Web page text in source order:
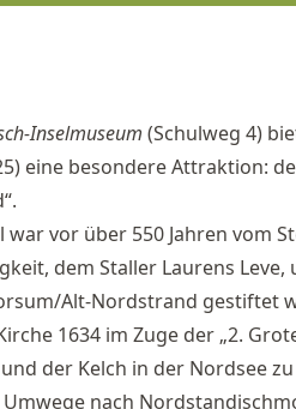
In­sel­mu­se­um (Schul­weg 4)
ei­ne be­son­de­re At­trak­ti­on:
war vor über 550 Jah­ren vom
dem Stal­ler Lau­rens
Alt-Nord­strand ge­stif­tet
1634 im Zu­ge der „2.
der Kelch in der Nord­see
nach